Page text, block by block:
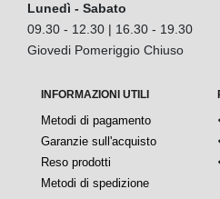
Lunedì - Sabato
09.30 - 12.30 | 16.30 - 19.30
Giovedi Pomeriggio Chiuso
INFORMAZIONI UTILI
Metodi di pagamento
Garanzie sull'acquisto
Reso prodotti
Metodi di spedizione